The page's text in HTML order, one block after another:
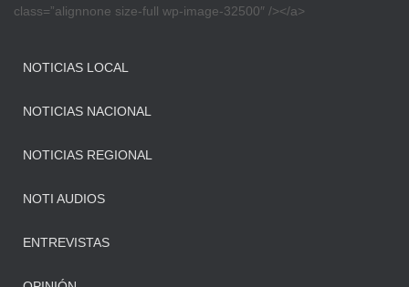
class=”alignnone size-full wp-image-32500″ /></a>
NOTICIAS LOCAL
NOTICIAS NACIONAL
NOTICIAS REGIONAL
NOTI AUDIOS
ENTREVISTAS